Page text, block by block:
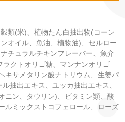
類(米)、植物たん白抽出物(コーン
オイル、魚油、植物油)、セルロー
チュラルチキンフレーバー、魚介
クトオリゴ糖、マンナンオリゴ
キサメタリン酸ナトリウム、生姜パ
抽出エキス、ユッカ抽出エキス、
ニン、タウリン)、ビタミン類、酸
ルミックストコフェロール、ローズ